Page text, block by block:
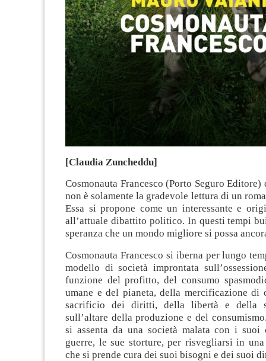
[Claudia Zuncheddu]
Cosmonauta Francesco (Porto Seguro
non è solamente la gradevole lettura di un
Essa si propone come un interessante e
all’attuale dibattito politico. In questi tempi
speranza che un mondo migliore si possa
Cosmonauta Francesco si iberna per lungo
modello di società improntata
funzione del profitto, del consumo
umane e del pianeta, della mercificazione di
sacrificio dei diritti, della libertà e della
sull’altare della produzione e del
si assenta da una società malata con i
guerre, le sue storture, per risvegliarsi in
che si prende cura dei suoi bisogni e dei suoi